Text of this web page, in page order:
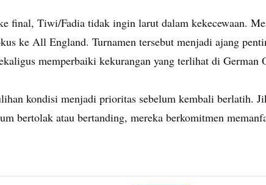
final, Tiwi/Fadia tidak ingin larut dalam kekecewaan.
ke All England. Turnamen tersebut menjadi ajang
memperbaiki kekurangan yang terlihat di German
kondisi menjadi prioritas sebelum kembali berlatih.
bertolak atau bertanding, mereka berkomitmen